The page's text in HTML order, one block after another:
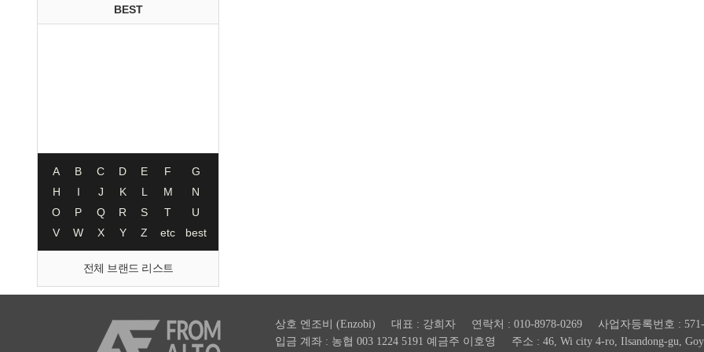
BEST
A B C D E F
G
H
I J K L M
N
O
P Q R S T
U
V
W X Y Z etc best
전체 브랜드 리스트
상호 엔조비 (Enzobi) 대표 : 강희자 연락처 : 010-8978-0269 사업자등록번호 : 571-
입금 계좌 : 농협 003 1224 5191 예금주 이호영 주소 : 46, Wi city 4-ro, Ilsandong-gu,